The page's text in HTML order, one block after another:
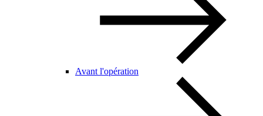
Avant l'opération